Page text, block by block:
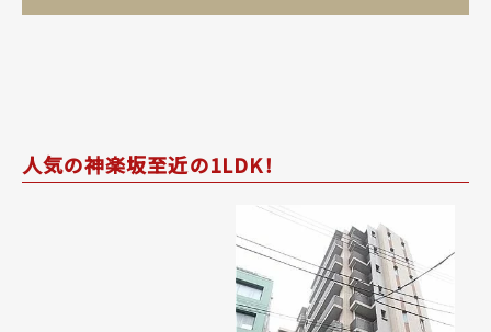
人気の神楽坂至近の1LDK！